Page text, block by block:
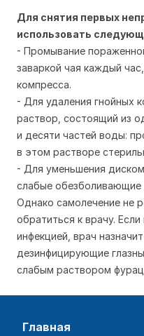
Для снятия первых
использовать
- Промывание
заваркой чая каждый
компресса.
- Для удаления гнойных
раствор, состоящий из
и десяти частей воды:
в этом растворе
- Для уменьшения
слабые обезболивающие
Однако самолечение не
обратиться к врачу.
инфекцией, врач
дезинфицирующие
слабым раствором
главная